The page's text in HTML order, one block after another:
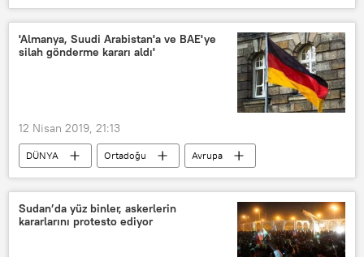
Haberler
ABD
Afganistan
Donald Trump
Fatou Bensouda
Uluslararası Ceza Mahkemesi (UCM)
'Almanya, Suudi Arabistan'a ve BAE'ye
silah gönderme kararı aldı'
12 Nisan 2019, 21:13
DÜNYA Ortadoğu
Avrupa
Haberler
Almanya
Suudi Arabistan
BAE
Cemal Kaşıkçı
CDU/CSU
Sudan’da yüz binler, askerlerin
kararlarını protesto ediyor